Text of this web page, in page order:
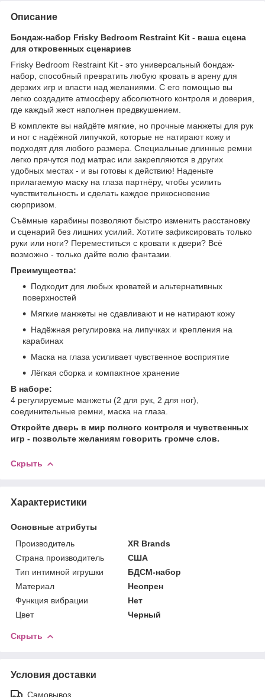
Описание
Бондаж-набор Frisky Bedroom Restraint Kit - ваша сцена
для откровенных сценариев
Frisky Bedroom Restraint Kit - это универсальный бондаж-
набор, способный превратить любую кровать в арену для
дерзких игр и власти над желаниями. С его помощью вы
легко создадите атмосферу абсолютного контроля и доверия,
где каждый жест наполнен предвкушением.
В комплекте вы найдёте мягкие, но прочные манжеты для рук
и ног с надёжной липучкой, которые не натирают кожу и
подходят для любого размера. Специальные длинные ремни
легко прячутся под матрас или закрепляются в других
удобных местах - и вы готовы к действию! Наденьте
прилагаемую маску на глаза партнёру, чтобы усилить
чувствительность и сделать каждое прикосновение
сюрпризом.
Съёмные карабины позволяют быстро изменить расстановку
и сценарий без лишних усилий. Хотите зафиксировать только
руки или ноги? Переместиться с кровати к двери? Всё
возможно - только дайте волю фантазии.
Преимущества:
Подходит для любых кроватей и альтернативных
поверхностей
Мягкие манжеты не сдавливают и не натирают кожу
Надёжная регулировка на липучках и крепления на
карабинах
Маска на глаза усиливает чувственное восприятие
Лёгкая сборка и компактное хранение
В наборе:
4 регулируемые манжеты (2 для рук, 2 для ног),
соединительные ремни, маска на глаза.
Откройте дверь в мир полного контроля и чувственных
игр - позвольте желаниям говорить громче слов.
Скрыть
Характеристики
Основные атрибуты
Производитель
XR Brands
Страна производитель
США
Тип интимной игрушки
БДСМ-набор
Материал
Неопрен
Функция вибрации
Нет
Цвет
Черный
Скрыть
Условия доставки
Самовывоз